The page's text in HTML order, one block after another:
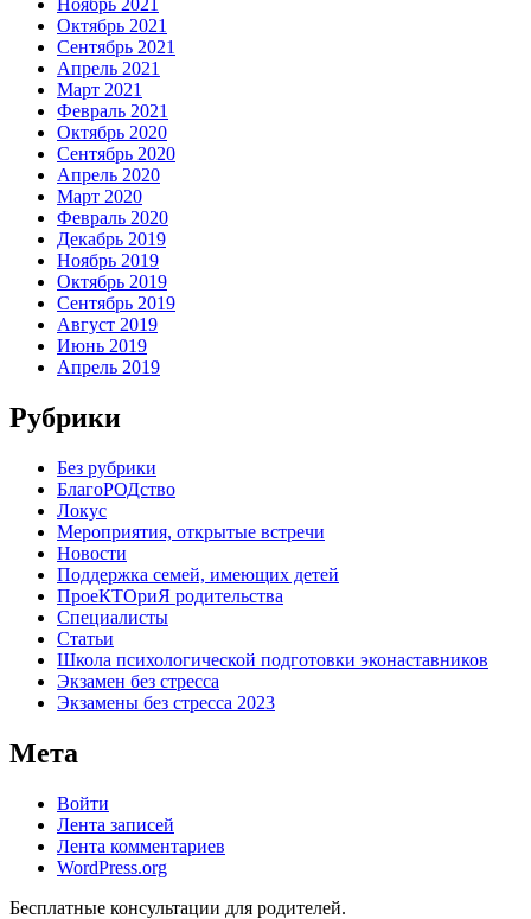
Ноябрь 2021
Октябрь 2021
Сентябрь 2021
Апрель 2021
Март 2021
Февраль 2021
Октябрь 2020
Сентябрь 2020
Апрель 2020
Март 2020
Февраль 2020
Декабрь 2019
Ноябрь 2019
Октябрь 2019
Сентябрь 2019
Август 2019
Июнь 2019
Апрель 2019
Рубрики
Без рубрики
БлагоРОДство
Локус
Мероприятия, открытые встречи
Новости
Поддержка семей, имеющих детей
ПроеКТОриЯ родительства
Специалисты
Статьи
Школа психологической подготовки эконаставников
Экзамен без стресса
Экзамены без стресса 2023
Мета
Войти
Лента записей
Лента комментариев
WordPress.org
Бесплатные консультации для родителей.